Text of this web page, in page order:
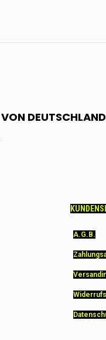
VON
A.G.B.